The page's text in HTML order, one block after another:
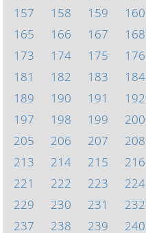
157
158 159 160
165
166 167 168
173
174 175 176
181
182 183 184
189
190 191 192
197
198 199 200
205
206 207 208
213
214 215 216
221
222 223 224
229
230 231 232
237
238 239 240